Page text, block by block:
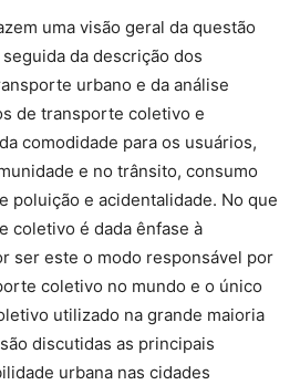
uma visão geral da questão
da descrição dos
urbano e da análise
de transporte coletivo e
comodidade para os usuários,
e no trânsito, consumo
poluição e acidentalidade. No que
coletivo é dada ênfase à
ser este o modo responsável por
coletivo no mundo e o único
utilizado na grande maioria
discutidas as principais
urbana nas cidades